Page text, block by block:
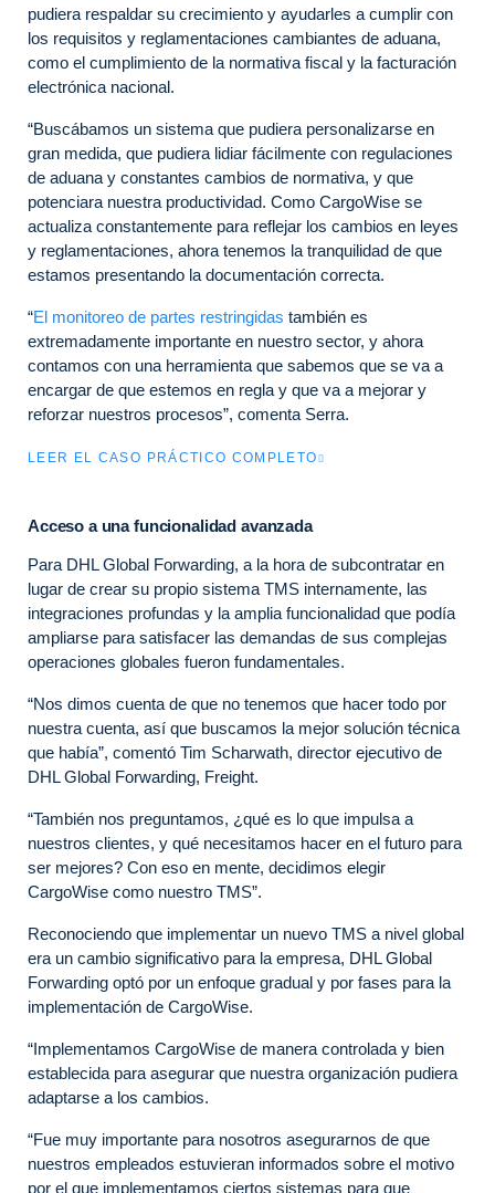
pudiera respaldar su crecimiento y ayudarles a cumplir con
los requisitos y reglamentaciones cambiantes de aduana,
como el cumplimiento de la normativa fiscal y la facturación
electrónica nacional.
“Buscábamos un sistema que pudiera personalizarse en
gran medida, que pudiera lidiar fácilmente con regulaciones
de aduana y constantes cambios de normativa, y que
potenciara nuestra productividad. Como CargoWise se
actualiza constantemente para reflejar los cambios en leyes
y reglamentaciones, ahora tenemos la tranquilidad de que
estamos presentando la documentación correcta.
“El monitoreo de partes restringidas también es
extremadamente importante en nuestro sector, y ahora
contamos con una herramienta que sabemos que se va a
encargar de que estemos en regla y que va a mejorar y
reforzar nuestros procesos”, comenta Serra.
LEER EL CASO PRÁCTICO COMPLETO
Acceso a una funcionalidad avanzada
Para DHL Global Forwarding, a la hora de subcontratar en
lugar de crear su propio sistema TMS internamente, las
integraciones profundas y la amplia funcionalidad que podía
ampliarse para satisfacer las demandas de sus complejas
operaciones globales fueron fundamentales.
“Nos dimos cuenta de que no tenemos que hacer todo por
nuestra cuenta, así que buscamos la mejor solución técnica
que había”, comentó Tim Scharwath, director ejecutivo de
DHL Global Forwarding, Freight.
“También nos preguntamos, ¿qué es lo que impulsa a
nuestros clientes, y qué necesitamos hacer en el futuro para
ser mejores? Con eso en mente, decidimos elegir
CargoWise como nuestro TMS”.
Reconociendo que implementar un nuevo TMS a nivel global
era un cambio significativo para la empresa, DHL Global
Forwarding optó por un enfoque gradual y por fases para la
implementación de CargoWise.
“Implementamos CargoWise de manera controlada y bien
establecida para asegurar que nuestra organización pudiera
adaptarse a los cambios.
“Fue muy importante para nosotros asegurarnos de que
nuestros empleados estuvieran informados sobre el motivo
por el que implementamos ciertos sistemas para que